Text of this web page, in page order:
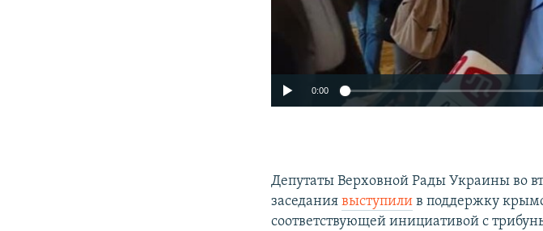
0:00
Депутаты Верховной Рады Украины во
заседаниявыступили в поддержку
соответствующей инициативой с